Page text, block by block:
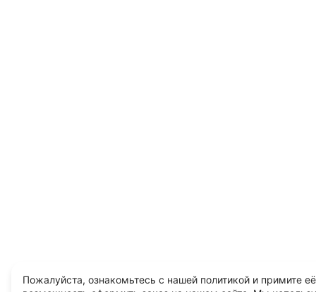
Пожалуйста, ознакомьтесь с нашей политикой и примите